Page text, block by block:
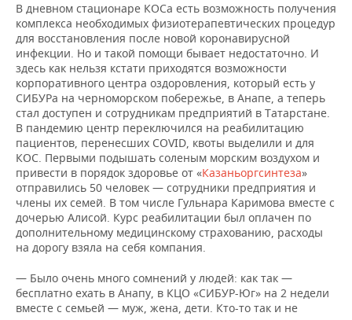
В дневном стационаре КОСа есть возможность получения
комплекса необходимых физиотерапевтических процедур
для восстановления после новой коронавирусной
инфекции. Но и такой помощи бывает недостаточно. И
здесь как нельзя кстати приходятся возможности
корпоративного центра оздоровления, который есть у
СИБУРа на черноморском побережье, в Анапе, а теперь
стал доступен и сотрудникам предприятий в Татарстане.
В пандемию центр переключился на реабилитацию
пациентов, перенесших COVID, квоты выделили и для
КОС. Первыми подышать соленым морским воздухом и
привести в порядок здоровье от «Казаньоргсинтеза»
отправились 50 человек — сотрудники предприятия и
члены их семей. В том числе Гульнара Каримова вместе с
дочерью Алисой. Курс реабилитации был оплачен по
дополнительному медицинскому страхованию, расходы
на дорогу взяла на себя компания.
— Было очень много сомнений у людей: как так —
бесплатно ехать в Анапу, в КЦО «СИБУР-Юг» на 2 недели
вместе с семьей — муж, жена, дети. Кто-то так и не